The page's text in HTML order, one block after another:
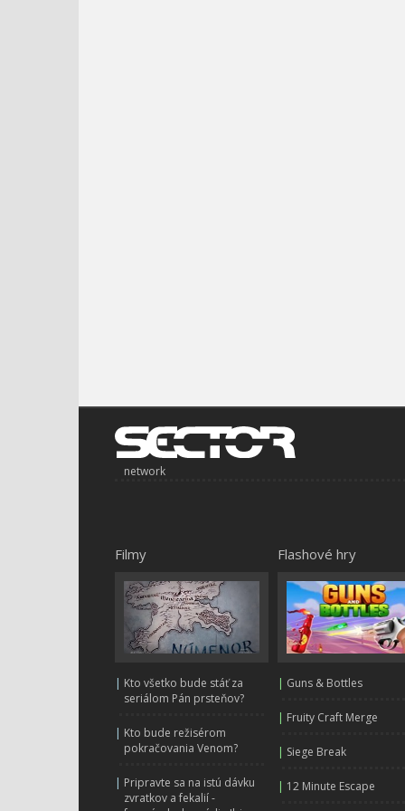
network
Filmy
| Kto všetko bude stáť za
seriálom Pán prsteňov?
| Kto bude režisérom
pokračovania Venom?
| Pripravte sa na istú dávku
zvratkov a fekalií -
Flashové hry
| Guns & Bottles
| Fruity Craft Merge
| Siege Break
| 12 Minute Escape